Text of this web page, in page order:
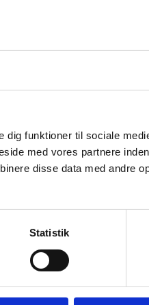
funktioner til sociale
med vores partnere
disse data med andre
Statistik